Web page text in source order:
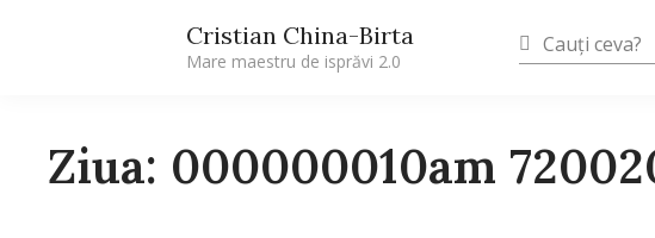
Cristian China-Birta
Mare maestru de isprăvi 2.0
Ziua: 000000010am